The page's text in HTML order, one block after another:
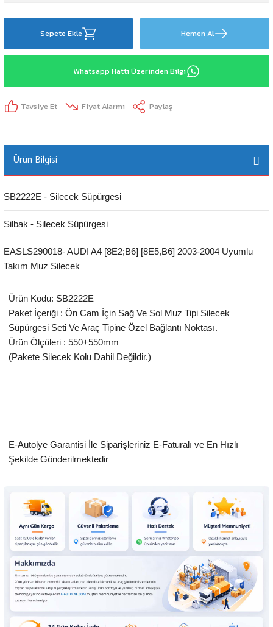
Sepete Ekle Hemen Al
Whatsapp Hattı Üzerinden Bilgi
Tavsiye Et Fiyat Alarmı Paylaş
Ürün Bilgisi
SB2222E - Silecek Süpürgesi
Silbak - Silecek Süpürgesi
EASLS290018- AUDI A4 [8E2;B6] [8E5,B6] 2003-2004 Uyumlu
Takım Muz Silecek
Ürün Kodu: SB2222E
Paket İçeriği : Ön Cam İçin Sağ Ve Sol Muz Tipi Silecek
Süpürgesi Seti Ve Araç Tipine Özel Bağlantı Noktası.
Ürün Ölçüleri : 550+550mm
(Pakete Silecek Kolu Dahil Değildir.)
E-Autolye Garantisi İle Siparişleriniz E-Faturalı ve En Hızlı
Şekilde Gönderilmektedir